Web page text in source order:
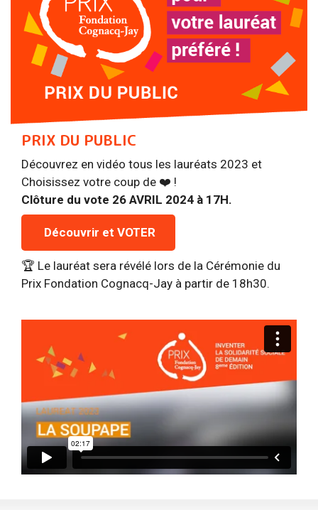
PRIX DU PUBLIC
Découvrez en vidéo tous les lauréats 2023 et
Choisissez votre coup de ❤️ !
Clôture du vote 26 AVRIL 2024 à 17H.
Découvrir et VOTER
🏆 Le lauréat sera révélé lors de la Cérémonie du
Prix Fondation Cognacq-Jay à partir de 18h30.